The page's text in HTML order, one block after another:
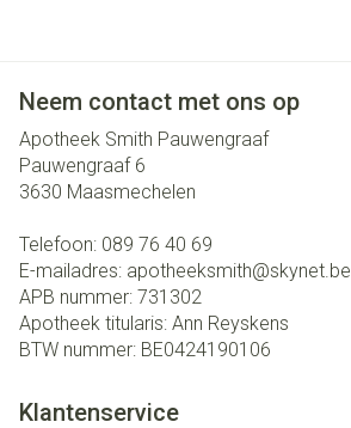
Neem contact met ons op
Apotheek Smith Pauwengraaf
Pauwengraaf 6
3630 Maasmechelen
Telefoon: 089 76 40 69
E-mailadres: apotheeksmith@skynet.be
APB nummer: 731302
Apotheek titularis: Ann Reyskens
BTW nummer: BE0424190106
Klantenservice